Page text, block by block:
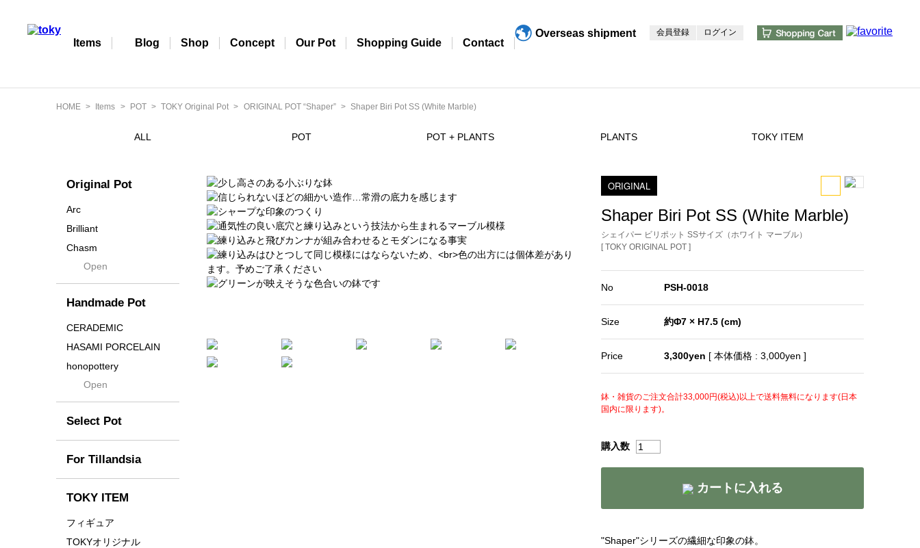
Overseas shipment 会員登録 ログイン
Items Blog Shop Concept Our Pot Shopping Guide Contact
HOME Items POT TOKY Original Pot ORIGINAL POT “Shaper” Shaper Biri Pot SS (White Marble)
ALL POT POT + PLANTS PLANTS TOKY ITEM
Original Pot
Arc
Brilliant
Chasm
Contra
Cream
Crown
Distortion
Drop
DUNE
Flames
For
Former
Fused
Earth
emeth
Enhance
Open
Handmade Pot
CERADEMIC
HASAMI PORCELAIN
honopottery
nocturne
tamanhayat
TETSUYA OZAWA
Scratch
Takehiro Ito
Yuya Iha
Open
Select Pot
For Tillandsia
TOKY ITEM
フィギュア
TOKYオリジナル
ORIGINAL
Shaper Biri Pot SS (White Marble)
シェイパー ビリポット SSサイズ（ホワイト マーブル）
[ TOKY ORIGINAL POT ]
No PSH-0018
Size 約Φ7 × H7.5 (cm)
Price 3,300yen [ 本体価格 : 3,000yen ]
鉢・雑貨のご注文合計33,000円(税込)以上で送料無料になります(日本
国内に限ります)。
購入数
カートに入れる
"Shaper"シリーズの繊細な印象の鉢。